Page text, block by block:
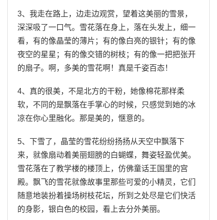
3、我走在路上，边走边观赏，望着这美丽的雪景，
深深吸了一口气。雪花落在身上，落在头发上，细一
看，有的像晶莹的薄片；有的像白亮的银针；有的像
夜空的星星；有的像交错的树枝；有的像一把把张开
的扇子。啊，多美的雪花啊！真是千姿百态！
4、真的很美，不是北方的干粉，她像棉花那样柔
软，不同的是飘落在手掌心的时候，只感觉到她的冰
凉在你心里融化。那是美的，惬意的。
5、下雪了，晶莹的雪花纷纷扬扬从天空中飘落下
来，就像扇动着美丽翅膀的白蝴蝶，舞姿轻盈优美。
雪花落在了教学楼的楼顶上，仿佛童话王国里的宫
殿。飘飞的雪花就像故事里那些可爱的小精灵，它们
随意地装扮着操场树枝花坛，所到之处尽是它们快活
的身影，银白色的校园，看上去分外美丽。